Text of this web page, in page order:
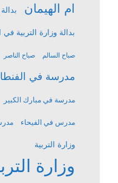
ام الهيمان
بدالة وزارة التربية
صباح السالم صباح الناصر
مدرسة في
مدرسة في مبارك الكبير
مدرس في الفيحاء
وزارة التربية
وزارة